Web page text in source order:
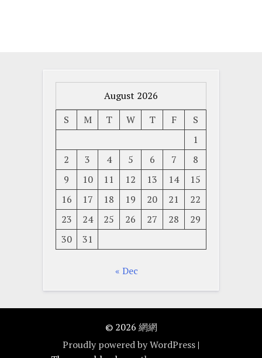
August 2026
S
M T W T F
S
1
2
3 4 5 6 7
8
9
10 11 12 13 14
15
16
17 18 19 20 21
22
23
24 25 26 27 28
29
30
31
« Dec
© 2026 網網
Proudly powered by WordPress |